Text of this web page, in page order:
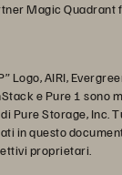
Magic Quadrant
Logo, AIRI,
e Pure 1 sono
Pure Storage, Inc.
in questo
proprietari.